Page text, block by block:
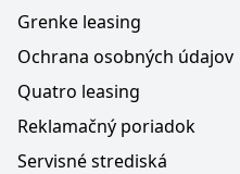
Grenke leasing
Ochrana osobných údajov
Quatro leasing
Reklamačný poriadok
Servisné strediská